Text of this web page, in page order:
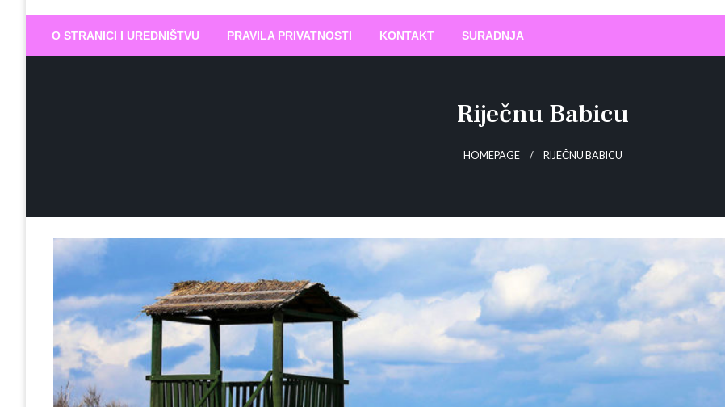
Biram DOBRO
O STRANICI I UREDNIŠTVU PRAVILA PRIVATNOSTI KONTAKT SURADNJA
Riječnu Babicu
HOMEPAGE RIJEČNU BABICU